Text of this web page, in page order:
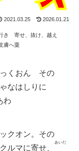
2021.03.25 2026.01.21
寄せ、抜け、越え
膚へ粟
くおん その
なはしりに
わ
クオン。その
ルマに寄せ、